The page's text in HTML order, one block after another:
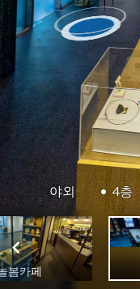
야외 4층
봄카페